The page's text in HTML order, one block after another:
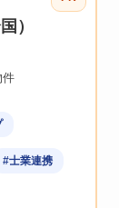
）
件
#士業連携